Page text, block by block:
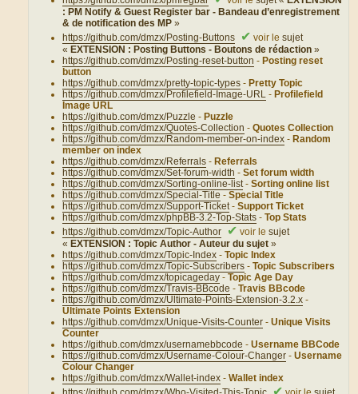
: PM Notify & Guest Register bar - Bandeau d’enregistrement
& de notification des MP»
https://github.com/dmzx/Posting-Buttons
✔ voir lesujet
« EXTENSION : Posting Buttons - Boutons de rédaction»
https://github.com/dmzx/Posting-reset-button -Posting reset
button
https://github.com/dmzx/pretty-topic-types -Pretty Topic
https://github.com/dmzx/Profilefield-Image-URL -Profilefield
Image URL
https://github.com/dmzx/Puzzle -Puzzle
https://github.com/dmzx/Quotes-Collection -Quotes Collection
https://github.com/dmzx/Random-member-on-index -Random
member on index
https://github.com/dmzx/Referrals -Referrals
https://github.com/dmzx/Set-forum-width -Set forum width
https://github.com/dmzx/Sorting-online-list -Sorting online list
https://github.com/dmzx/Special-Title -Special Title
https://github.com/dmzx/Support-Ticket -Support Ticket
https://github.com/dmzx/phpBB-3.2-Top-Stats -Top Stats
https://github.com/dmzx/Topic-Author
✔ voir lesujet
« EXTENSION : Topic Author - Auteur du sujet»
https://github.com/dmzx/Topic-Index -Topic Index
https://github.com/dmzx/Topic-Subscribers -Topic Subscribers
https://github.com/dmzx/topicageday -Topic Age Day
https://github.com/dmzx/Travis-BBcode -Travis BBcode
https://github.com/dmzx/Ultimate-Points-Extension-3.2.x -
Ultimate Points Extension
https://github.com/dmzx/Unique-Visits-Counter -Unique Visits
Counter
https://github.com/dmzx/usernamebbcode -Username BBCode
https://github.com/dmzx/Username-Colour-Changer -Username
Colour Changer
https://github.com/dmzx/Wallet-index -Wallet index
✔